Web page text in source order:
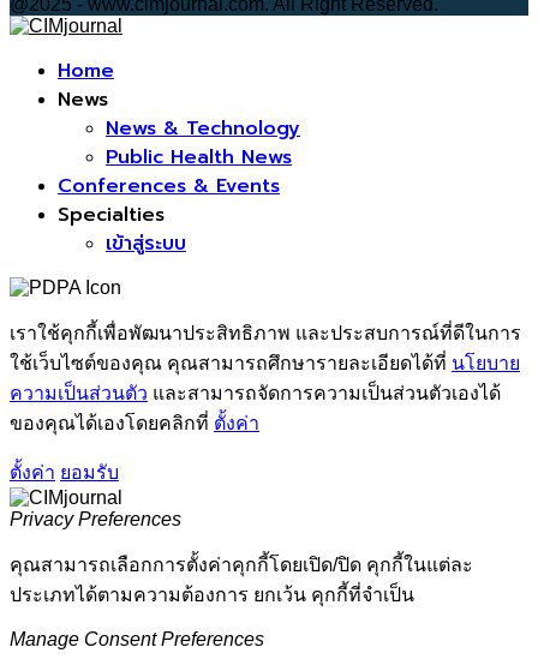
@2025 - www.cimjournal.com. All Right Reserved.
Home
News
News & Technology
Public Health News
Conferences & Events
Specialties
เข้าสู่ระบบ
เราใช้คุกกี้เพื่อพัฒนาประสิทธิภาพ และประสบการณ์ที่ดีในการ
ใช้เว็บไซต์ของคุณ คุณสามารถศึกษารายละเอียดได้ที่ นโยบาย
ความเป็นส่วนตัว และสามารถจัดการความเป็นส่วนตัวเองได้
ของคุณได้เองโดยคลิกที่ ตั้งค่า
ตั้งค่า ยอมรับ
Privacy Preferences
คุณสามารถเลือกการตั้งค่าคุกกี้โดยเปิด/ปิด คุกกี้ในแต่ละ
ประเภทได้ตามความต้องการ ยกเว้น คุกกี้ที่จำเป็น
Manage Consent Preferences